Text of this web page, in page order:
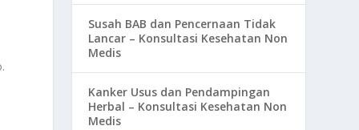
Susah BAB dan Pencernaan Tidak
Lancar – Konsultasi Kesehatan Non
Medis
Kanker Usus dan Pendampingan
Herbal – Konsultasi Kesehatan Non
Medis